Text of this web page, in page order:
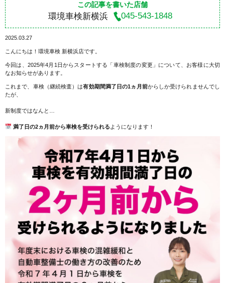
この記事を書いた店舗
環境車検新横浜 045-543-1848
2025.03.27
こんにちは！環境車検 新横浜店です。
今回は、2025年4月1日からスタートする「車検制度の変更」について、お客様に大切
なお知らせがあります。
これまで、車検（継続検査）は有効期間満了日の1ヵ月前からしか受けられませんでし
たが、
新制度ではなんと…
満了日の2ヵ月前から車検を受けられる ようになります！